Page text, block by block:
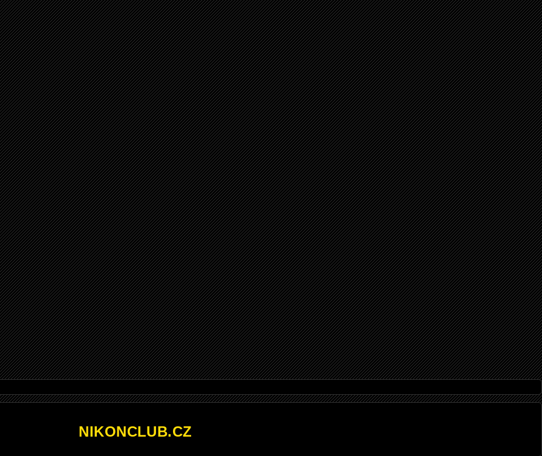
NIKONCLUB.CZ